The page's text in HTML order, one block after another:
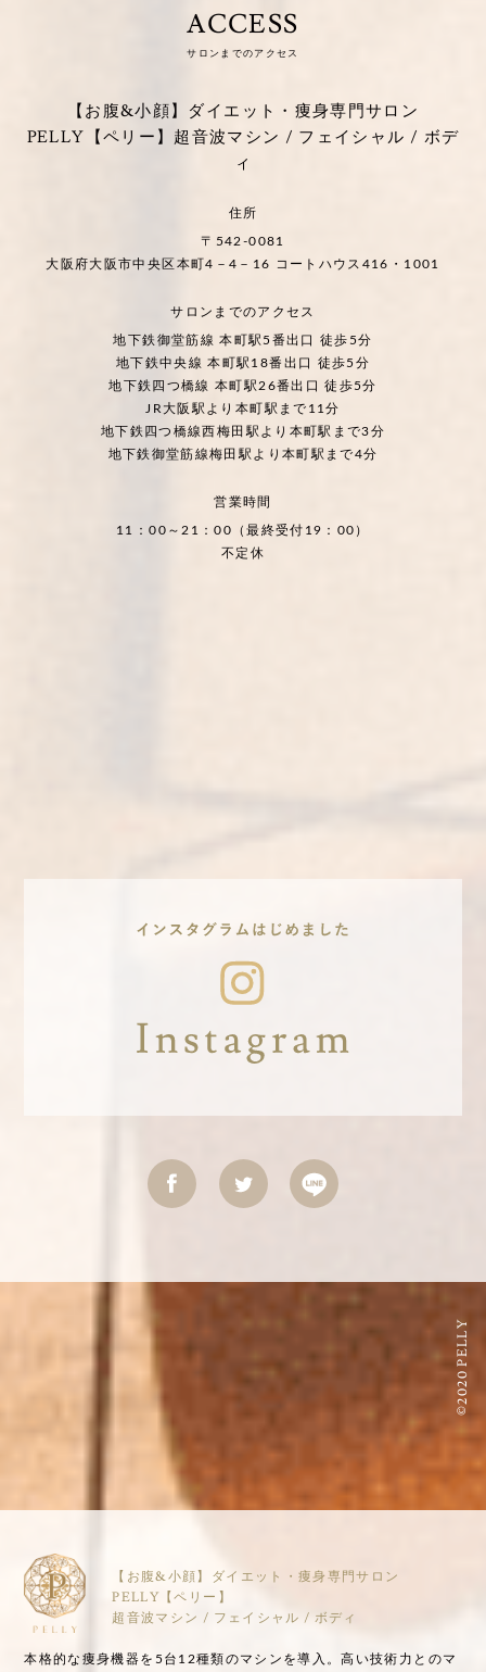
ACCESS
サロンまでのアクセス
【お腹&小顔】ダイエット・痩身専門サロン
PELLY【ペリー】超音波マシン / フェイシャル / ボデ
ィ
住所
〒542-0081
大阪府大阪市中央区本町4－4－16 コートハウス416・1001
サロンまでのアクセス
地下鉄御堂筋線 本町駅5番出口 徒歩5分
地下鉄中央線 本町駅18番出口 徒歩5分
地下鉄四つ橋線 本町駅26番出口 徒歩5分
JR大阪駅より本町駅まで11分
地下鉄四つ橋線西梅田駅より本町駅まで3分
地下鉄御堂筋線梅田駅より本町駅まで4分
営業時間
11：00～21：00（最終受付19：00）
不定休
©2020 PELLY
【お腹&小顔】ダイエット・痩身専門サロン
PELLY【ペリー】
超音波マシン / フェイシャル / ボディ
本格的な痩身機器を5台12種類のマシンを導入。高い技術力とのマ